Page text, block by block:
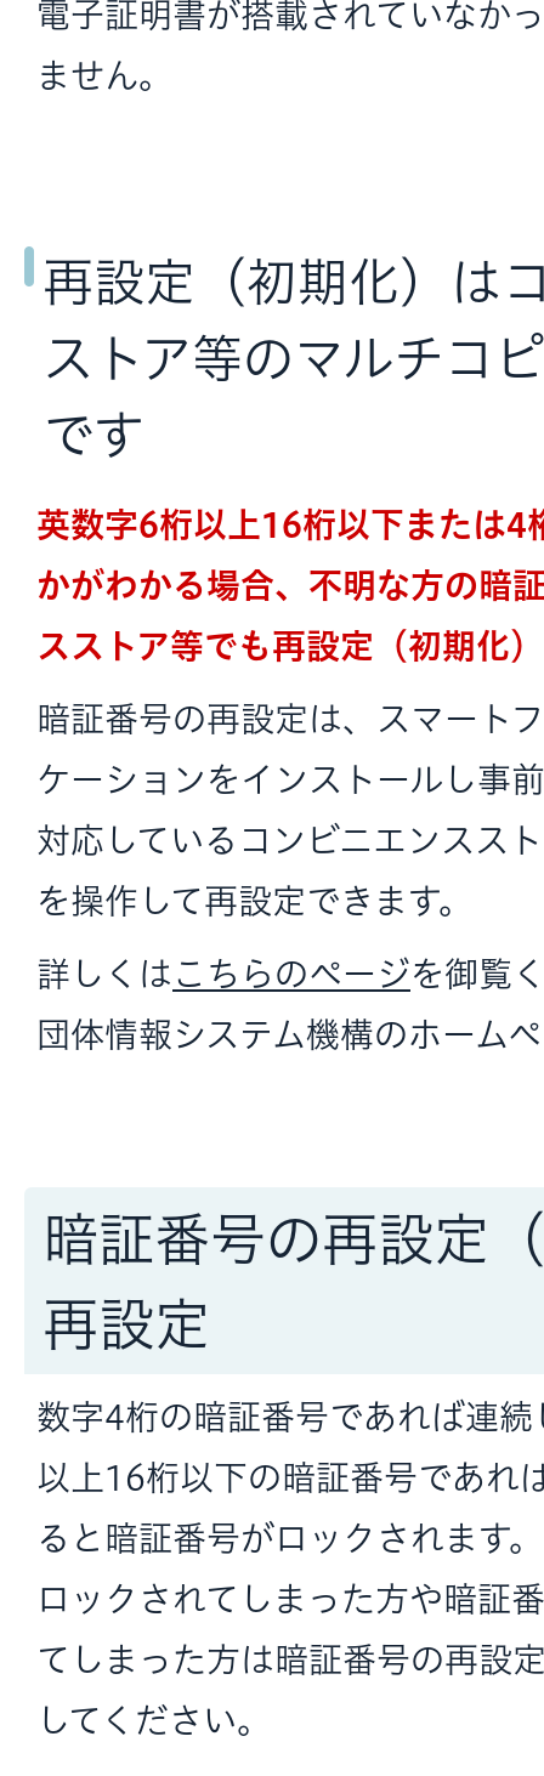
電子証明書が搭載されていなか
ません。
再設定（初期化）は
ストア等のマルチコ
です
英数字6桁以上16桁以下または4
かがわかる場合、不明な方の暗
スストア等でも再設定（初期化
暗証番号の再設定は、スマート
ケーションをインストールし事
対応しているコンビニエンスス
を操作して再設定できます。
詳しくは こちらのページを御覧
団体情報システム機構のホーム
暗証番号の再設定
再設定
数字4桁の暗証番号であれば連
以上16桁以下の暗証番号であれ
ると暗証番号がロックされます。
ロックされてしまった方や暗証
てしまった方は暗証番号の再設
してください。